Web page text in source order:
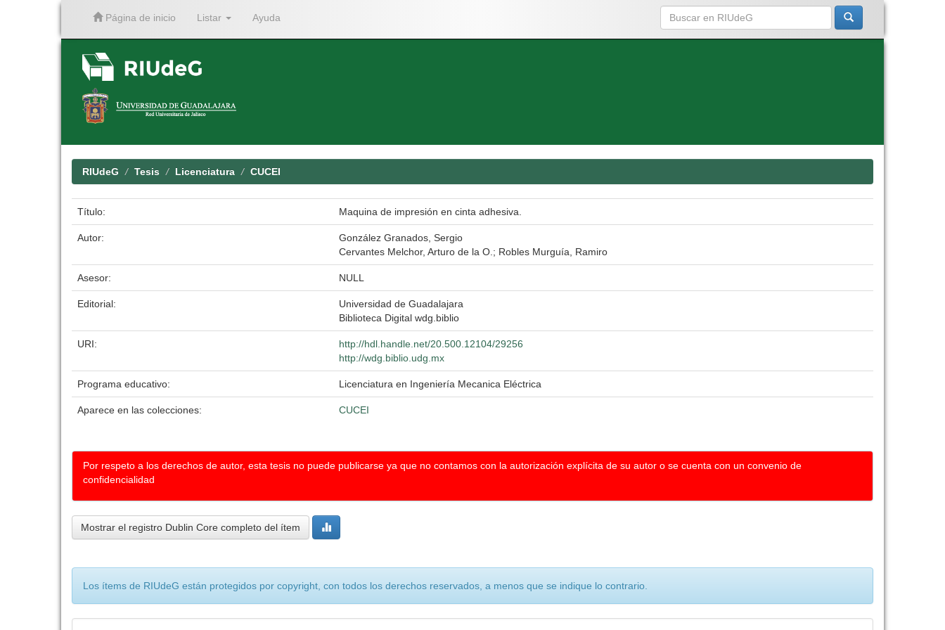
Página de inicio Listar Ayuda
RIUdeG Tesis Licenciatura CUCEI
Título: Maquina de impresión en cinta adhesiva.
Autor:
González Granados, Sergio
Cervantes Melchor, Arturo de la O.; Robles Murguía, Ramiro
Asesor: NULL
Editorial:
Universidad de Guadalajara
Biblioteca Digital wdg.biblio
URI:
http://hdl.handle.net/20.500.12104/29256
http://wdg.biblio.udg.mx
Programa educativo: Licenciatura en Ingeniería Mecanica Eléctrica
Aparece en las colecciones: CUCEI
Por respeto a los derechos de autor, esta tesis no puede publicarse ya que no contamos con la autorización explícita de su autor o se cuenta con un convenio de
confidencialidad
Mostrar el registro Dublin Core completo del ítem
Los ítems de RIUdeG están protegidos por copyright, con todos los derechos reservados, a menos que se indique lo contrario.